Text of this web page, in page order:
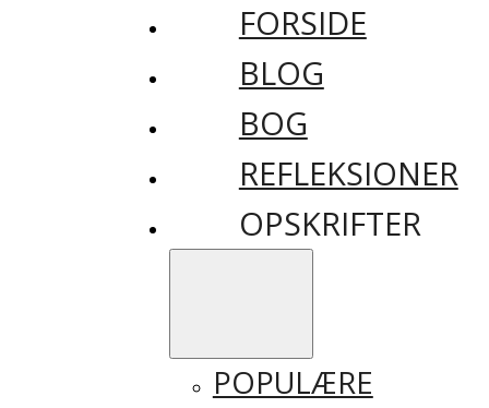
FORSIDE
BLOG
BOG
REFLEKSIONER
OPSKRIFTER
POPULÆRE